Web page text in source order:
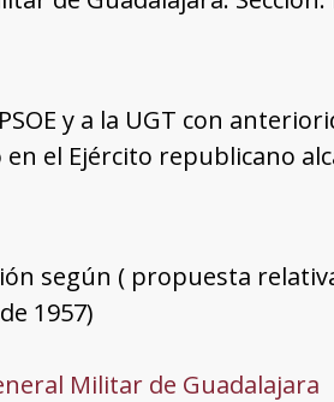
y a la UGT con
el Ejército republicano
según ( propuesta
1957)
Militar de Guadalajara